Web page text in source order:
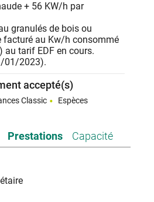
+ 56 KW/h par
granulés de bois ou
facturé au Kw/h consommé
au tarif EDF en cours.
01/2023).
accepté(s)
Classic Espèces
Prestations Capacité